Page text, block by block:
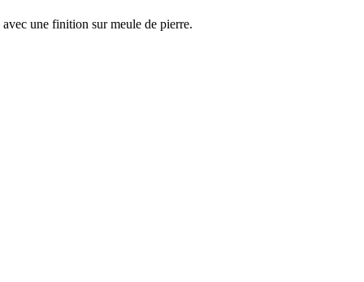
une finition sur meule de pierre.